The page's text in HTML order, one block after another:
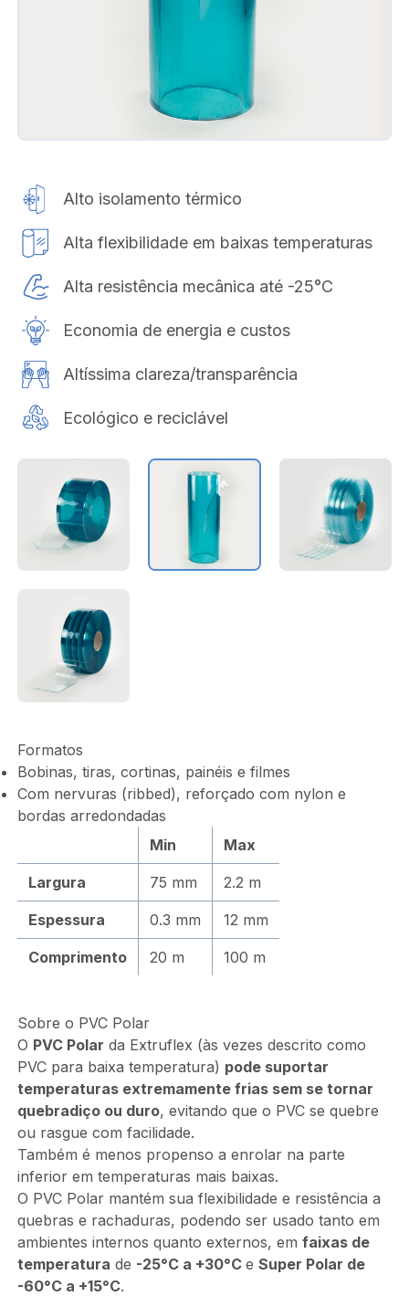
Alto isolamento térmico
Alta flexibilidade em baixas temperaturas
Alta resistência mecânica até -25°C
Economia de energia e custos
Altíssima clareza/transparência
Ecológico e reciclável
Formatos
Bobinas, tiras, cortinas, painéis e filmes
Com nervuras (ribbed), reforçado com nylon e
bordas arredondadas
Min
Max
Largura 75 mm 2.2 m
Espessura 0.3 mm 12 mm
Comprimento 20 m 100 m
Sobre o PVC Polar
O PVC Polar da Extruflex (às vezes descrito como
PVC para baixa temperatura) pode suportar
temperaturas extremamente frias sem se tornar
quebradiço ou duro, evitando que o PVC se quebre
ou rasgue com facilidade.
Também é menos propenso a enrolar na parte
inferior em temperaturas mais baixas.
O PVC Polar mantém sua flexibilidade e resistência a
quebras e rachaduras, podendo ser usado tanto em
ambientes internos quanto externos, em faixas de
temperatura de -25°C a +30°C e Super Polar de
-60°C a +15°C.